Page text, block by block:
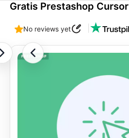
Gratis Prestashop
No reviews yet